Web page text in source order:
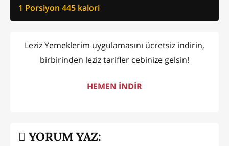
1 Porsiyon 445 kalori
Leziz Yemeklerim uygulamasını ücretsiz indirin,
birbirinden leziz tarifler cebinize gelsin!
HEMEN İNDİR
YORUM YAZ: